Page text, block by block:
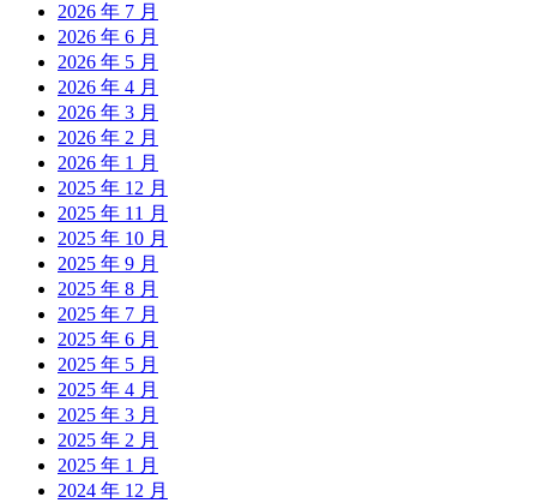
2026 年 7 月
2026 年 6 月
2026 年 5 月
2026 年 4 月
2026 年 3 月
2026 年 2 月
2026 年 1 月
2025 年 12 月
2025 年 11 月
2025 年 10 月
2025 年 9 月
2025 年 8 月
2025 年 7 月
2025 年 6 月
2025 年 5 月
2025 年 4 月
2025 年 3 月
2025 年 2 月
2025 年 1 月
2024 年 12 月